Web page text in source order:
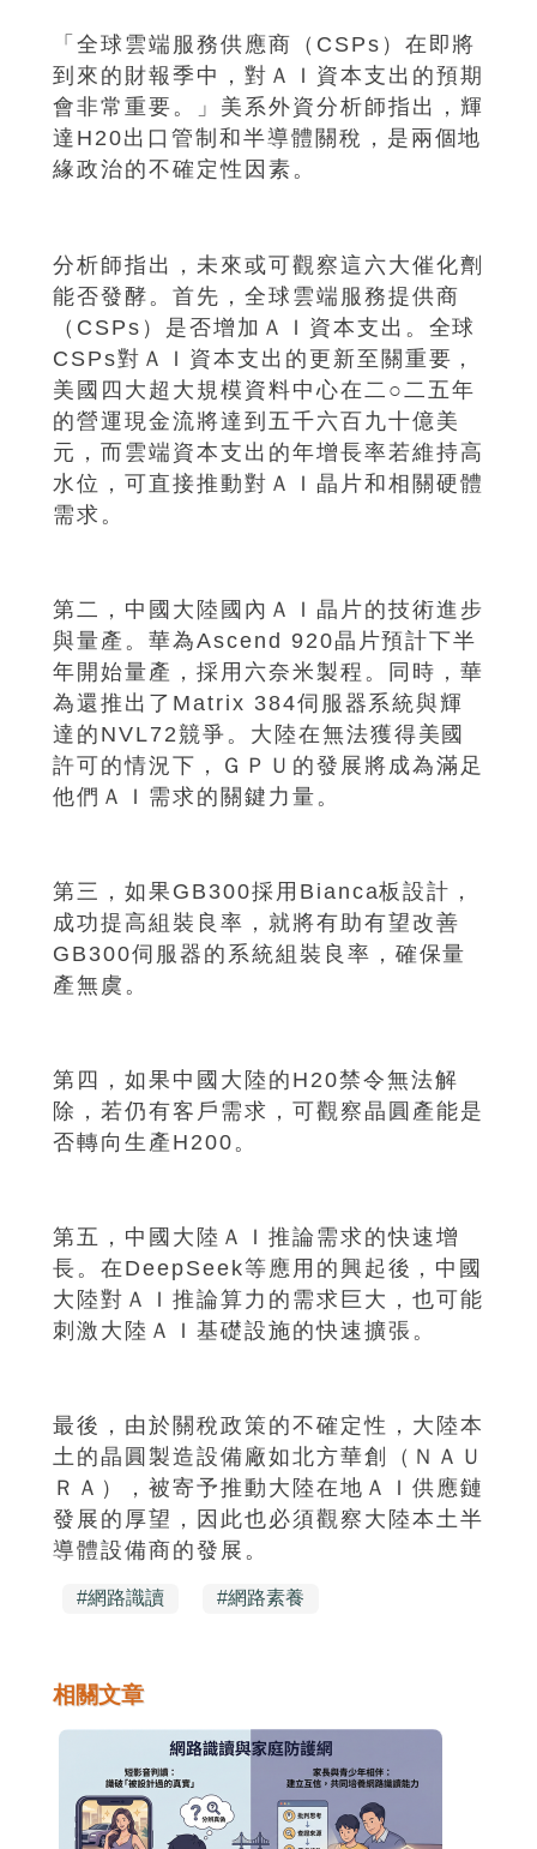
「全球雲端服務供應商（CSPs）在即將
到來的財報季中，對ＡＩ資本支出的預期
會非常重要。」美系外資分析師指出，輝
達H20出口管制和半導體關稅，是兩個地
緣政治的不確定性因素。
分析師指出，未來或可觀察這六大催化劑
能否發酵。首先，全球雲端服務提供商
（CSPs）是否增加ＡＩ資本支出。全球
CSPs對ＡＩ資本支出的更新至關重要，
美國四大超大規模資料中心在二○二五年
的營運現金流將達到五千六百九十億美
元，而雲端資本支出的年增長率若維持高
水位，可直接推動對ＡＩ晶片和相關硬體
需求。
第二，中國大陸國內ＡＩ晶片的技術進步
與量產。華為Ascend 920晶片預計下半
年開始量產，採用六奈米製程。同時，華
為還推出了Matrix 384伺服器系統與輝
達的NVL72競爭。大陸在無法獲得美國
許可的情況下，ＧＰＵ的發展將成為滿足
他們ＡＩ需求的關鍵力量。
第三，如果GB300採用Bianca板設計，
成功提高組裝良率，就將有助有望改善
GB300伺服器的系統組裝良率，確保量
產無虞。
第四，如果中國大陸的H20禁令無法解
除，若仍有客戶需求，可觀察晶圓產能是
否轉向生產H200。
第五，中國大陸ＡＩ推論需求的快速增
長。在DeepSeek等應用的興起後，中國
大陸對ＡＩ推論算力的需求巨大，也可能
刺激大陸ＡＩ基礎設施的快速擴張。
最後，由於關稅政策的不確定性，大陸本
土的晶圓製造設備廠如北方華創（ＮＡＵ
ＲＡ），被寄予推動大陸在地ＡＩ供應鏈
發展的厚望，因此也必須觀察大陸本土半
導體設備商的發展。
#網路識讀 #網路素養
相關文章